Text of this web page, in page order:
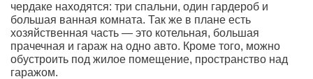
чердаке находятся: три спальни, один гардероб и
большая ванная комната. Так же в плане есть
хозяйственная часть — это котельная, большая
прачечная и гараж на одно авто. Кроме того, можно
обустроить под жилое помещение, пространство над
гаражом.